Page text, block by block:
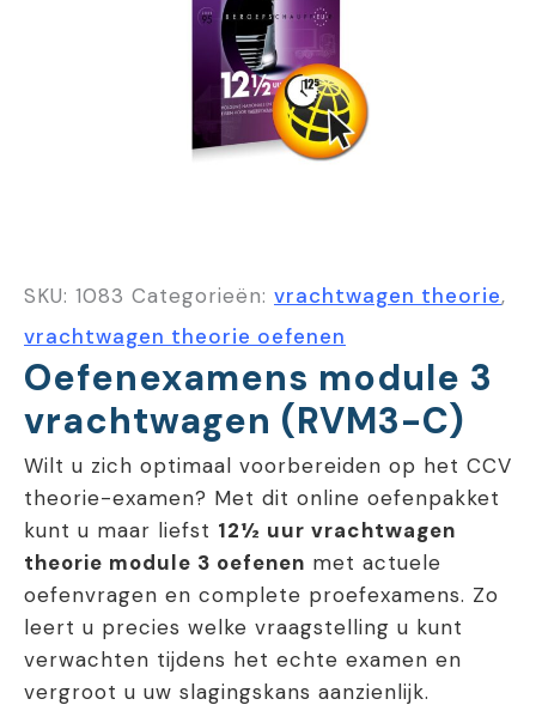
SKU: 1083 Categorieën: vrachtwagen theorie,
vrachtwagen theorie oefenen
Oefenexamens module 3
vrachtwagen (RVM3-C)
Wilt u zich optimaal voorbereiden op het CCV
theorie-examen? Met dit online oefenpakket
kunt u maar liefst 12½ uur vrachtwagen
theorie module 3 oefenen met actuele
oefenvragen en complete proefexamens. Zo
leert u precies welke vraagstelling u kunt
verwachten tijdens het echte examen en
vergroot u uw slagingskans aanzienlijk.